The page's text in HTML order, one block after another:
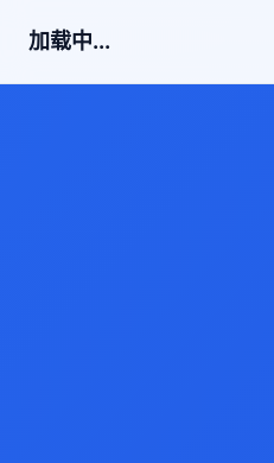
加载中...